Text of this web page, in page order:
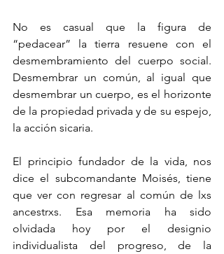
No es casual que la figura de
“pedacear” la tierra resuene con el
desmembramiento del cuerpo social.
Desmembrar un común, al igual que
desmembrar un cuerpo, es el horizonte
de la propiedad privada y de su espejo,
la acción sicaria.
El principio fundador de la vida, nos
dice el subcomandante Moisés, tiene
que ver con regresar al común de lxs
ancestrxs. Esa memoria ha sido
olvidada hoy por el designio
individualista del progreso, de la